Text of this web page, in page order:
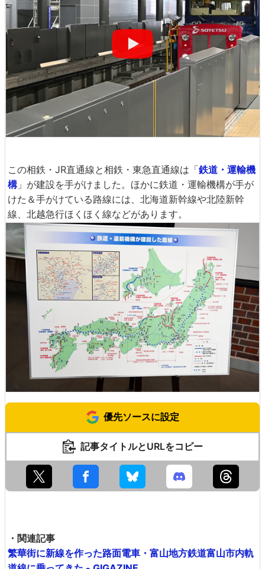
この相鉄・JR直通線と相鉄・東急直通線は「鉄道・運輸機
構」が建設を手がけました。ほかに鉄道・運輸機構が手が
けた＆手がけている路線には、北海道新幹線や北陸新幹
線、北越急行ほくほく線などがあります。
優先ソースに設定
記事タイトルとURLをコピー
・関連記事
繁華街に新線を作った路面電車・富山地方鉄道富山市内軌